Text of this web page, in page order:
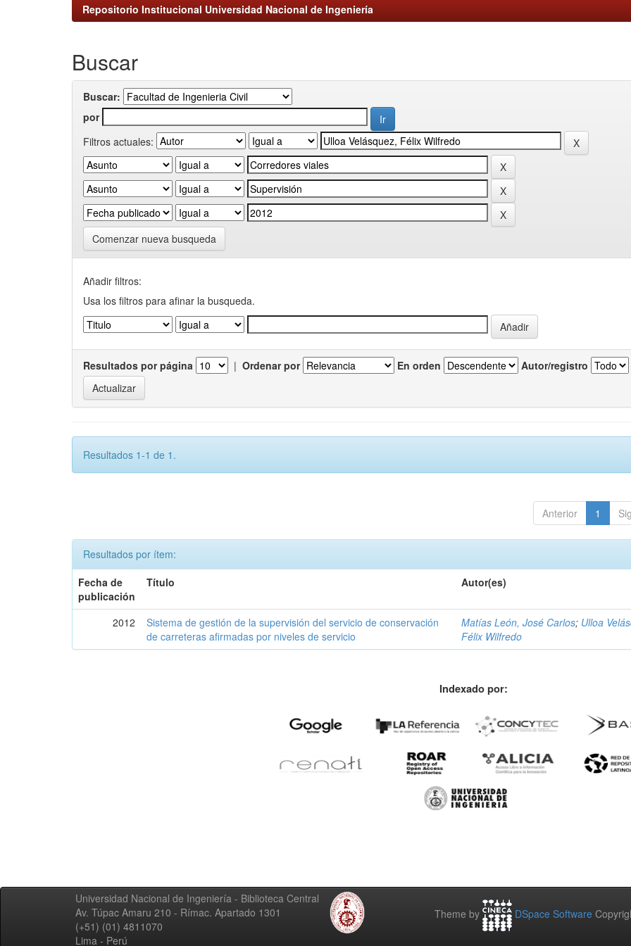
Repositorio Institucional Universidad Nacional de Ingeniería
Buscar
Buscar:
por
Filtros actuales:
Comenzar nueva busqueda
Añadir filtros:
Usa los filtros para afinar la busqueda.
Resultados por página | Ordenar por En orden Autor/registro
Resultados 1-1 de 1.
Anterior 1
Resultados por ítem:
Fecha de
publicación
Título Autor(es)
2012
Sistema de gestión de la supervisión del servicio de conservación
de carreteras afirmadas por niveles de servicio
Matías León, José Carlos; Ulloa
Félix Wilfredo
Indexado por:
Universidad Nacional de Ingeniería - Biblioteca Central
Av. Túpac Amaru 210 - Rímac. Apartado 1301
(+51) (01) 4811070
Lima - Perú
Theme by DSpace Software